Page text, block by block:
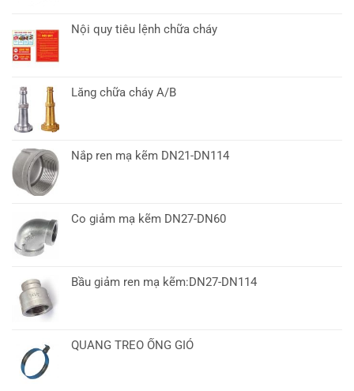
Nội quy tiêu lệnh chữa cháy
Lăng chữa cháy A/B
Nắp ren mạ kẽm DN21-DN114
Co giảm mạ kẽm DN27-DN60
Bầu giảm ren mạ kẽm:DN27-DN114
QUANG TREO ỐNG GIÓ